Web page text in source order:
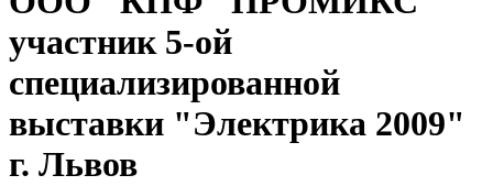
участник 5-ой
специализированной
выставки "Электрика 2009"
г. Львов